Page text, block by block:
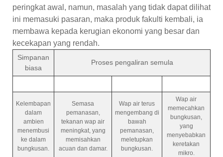
peringkat awal, namun, masalah yang tidak dapat dilihat
ini memasuki pasaran, maka produk fakulti kembali, ia
membawa kepada kerugian ekonomi yang besar dan
kecekapan yang rendah.
Simpanan
biasa
Proses pengaliran semula
Kelembapan
dalam
ambien
menembusi
ke dalam
bungkusan.
Semasa
pemanasan,
tekanan wap air
meningkat, yang
memisahkan
acuan dan damar.
Wap air terus
mengembang di
bawah
pemanasan,
meletupkan
bungkusan.
Wap air
memecahkan
bungkusan,
yang
menyebabkan
keretakan
mikro.